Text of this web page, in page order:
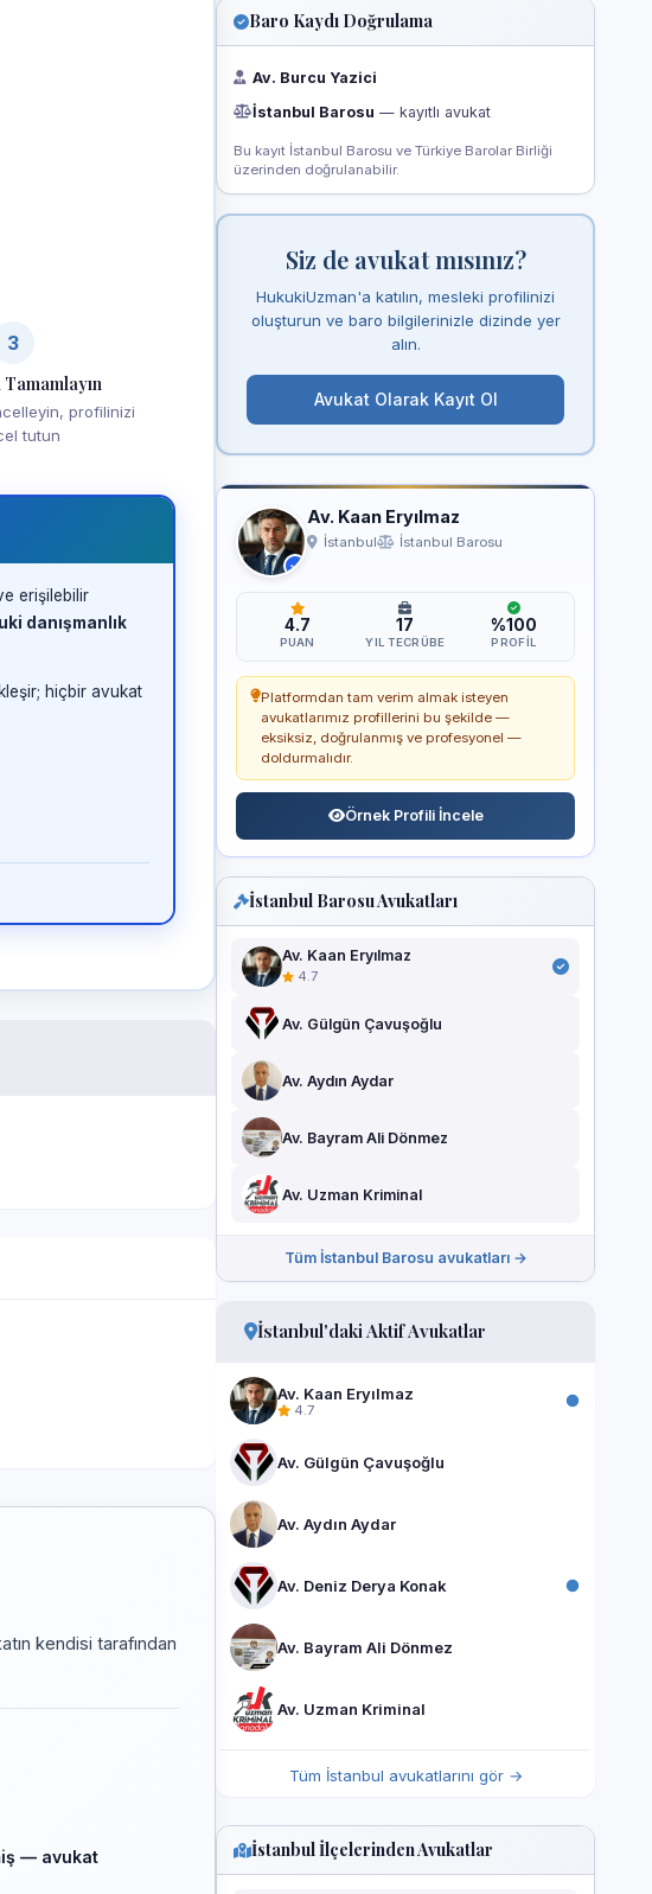
3
profilinizi
tutun
erişilebilir
danışmanlık
hiçbir avukat
kendisi tarafından
— avukat
Baro Kaydı Doğrulama
Av. Burcu Yazici
İstanbul Barosu — kayıtlı avukat
Bu kayıt İstanbul Barosu ve Türkiye Barolar Birliği
üzerinden doğrulanabilir.
Siz de avukat mısınız?
HukukiUzman'a katılın, mesleki profilinizi
oluşturun ve baro bilgilerinizle dizinde yer
alın.
Avukat Olarak Kayıt Ol
Av. Kaan Eryılmaz
İstanbul İstanbul Barosu
4.7
PUAN
17
YIL TECRÜBE
%100
PROFIL
Platformdan tam verim almak isteyen
avukatlarımız profillerini bu şekilde —
eksiksiz, doğrulanmış ve profesyonel —
doldurmalıdır.
Örnek Profili İncele
İstanbul Barosu Avukatları
Av. Kaan Eryılmaz
4.7
Av. Gülgün Çavuşoğlu
Av. Aydın Aydar
Av. Bayram Ali Dönmez
Av. Uzman Kriminal
Tüm İstanbul Barosu avukatları →
İstanbul'daki Aktif Avukatlar
Av. Kaan Eryılmaz
4.7
Av. Gülgün Çavuşoğlu
Av. Aydın Aydar
Av. Deniz Derya Konak
Av. Bayram Ali Dönmez
Av. Uzman Kriminal
Tüm İstanbul avukatlarını gör →
İstanbul İlçelerinden Avukatlar